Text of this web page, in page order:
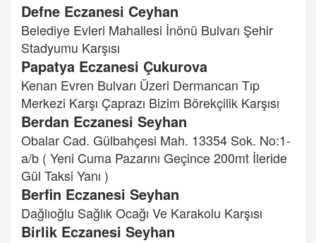
Defne Eczanesi Ceyhan
Belediye Evleri Mahallesi İnönü Bulvarı Şehir
Stadyumu Karşısı
Papatya Eczanesi Çukurova
Kenan Evren Bulvarı Üzeri Dermancan Tıp
Merkezi Karşı Çaprazı Bizim Börekçilik Karşısı
Berdan Eczanesi Seyhan
Obalar Cad. Gülbahçesi Mah. 13354 Sok. No:1-
a/b ( Yeni Cuma Pazarını Geçince 200mt İleride
Gül Taksi Yanı )
Berfin Eczanesi Seyhan
Dağlıoğlu Sağlık Ocağı Ve Karakolu Karşısı
Birlik Eczanesi Seyhan